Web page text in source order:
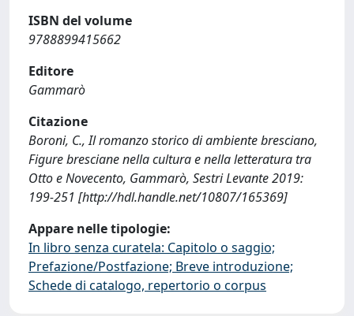
ISBN del volume
9788899415662
Editore
Gammarò
Citazione
Boroni, C., Il romanzo storico di ambiente bresciano,
Figure bresciane nella cultura e nella letteratura tra
Otto e Novecento, Gammarò, Sestri Levante 2019:
199-251 [http://hdl.handle.net/10807/165369]
Appare nelle tipologie:
In libro senza curatela: Capitolo o saggio;
Prefazione/Postfazione; Breve introduzione;
Schede di catalogo, repertorio o corpus